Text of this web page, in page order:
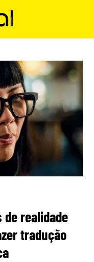
de realidade
tradução